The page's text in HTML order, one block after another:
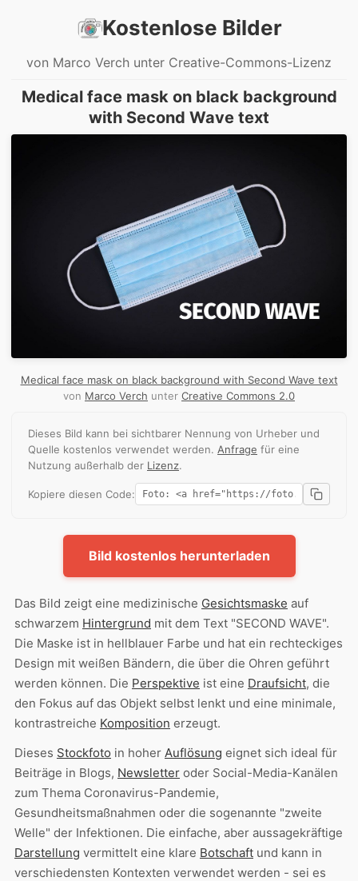
Kostenlose Bilder
von Marco Verch unter Creative-Commons-Lizenz
Medical face mask on black background
with Second Wave text
Medical face mask on black background with Second Wave text
von Marco Verch unter Creative Commons 2.0
Dieses Bild kann bei sichtbarer Nennung von Urheber und
Quelle kostenlos verwendet werden. Anfrage für eine
Nutzung außerhalb der Lizenz.
Kopiere diesen Code:
Bild kostenlos herunterladen
Das Bild zeigt eine medizinische Gesichtsmaske auf
schwarzem Hintergrund mit dem Text "SECOND WAVE".
Die Maske ist in hellblauer Farbe und hat ein rechteckiges
Design mit weißen Bändern, die über die Ohren geführt
werden können. Die Perspektive ist eine Draufsicht, die
den Fokus auf das Objekt selbst lenkt und eine minimale,
kontrastreiche Komposition erzeugt.
Dieses Stockfoto in hoher Auflösung eignet sich ideal für
Beiträge in Blogs, Newsletter oder Social-Media-Kanälen
zum Thema Coronavirus-Pandemie,
Gesundheitsmaßnahmen oder die sogenannte "zweite
Welle" der Infektionen. Die einfache, aber aussagekräftige
Darstellung vermittelt eine klare Botschaft und kann in
verschiedensten Kontexten verwendet werden - sei es